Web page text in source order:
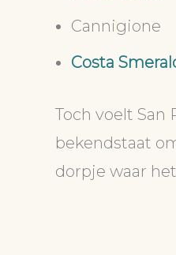
Cannigione
Costa
Toch voelt San
bekendstaat
dorpje waar